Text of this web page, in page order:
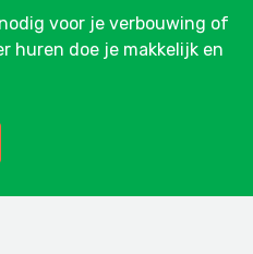
voor je verbouwing of
huren doe je makkelijk en